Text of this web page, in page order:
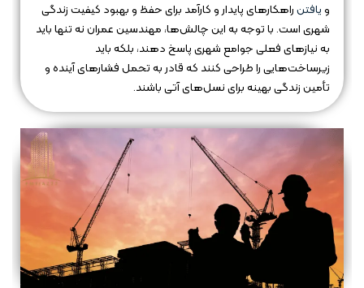
ویافتنراهکارهای پایدار و کارآمد برای حفظ و بهبود کیفیت زندگی
شهری است. با توجه به این چالش‌ها، مهندسین عمران نه تنها باید
به نیازهای فعلی جوامع شهری پاسخ دهند، بلکه باید
زیرساخت‌هایی را طراحی کنند که قادر به تحمل فشارهای آینده و
تأمین زندگی بهینه برای نسل‌های آتی باشند.